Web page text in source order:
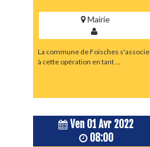
Mairie
La commune de Foisches s'associe
à cette opération en tant ...
Ven 01 Avr 2022
08:00